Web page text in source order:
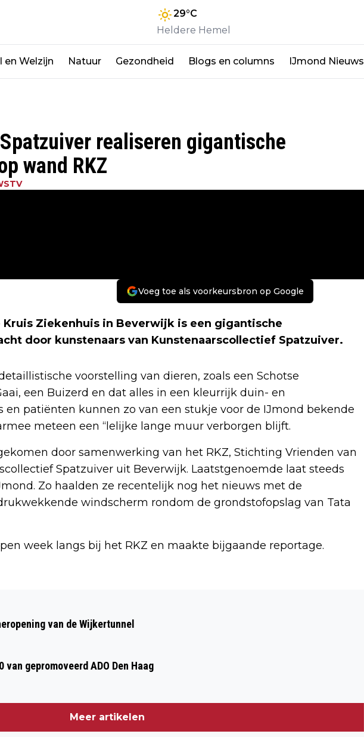
29°C
Heldere Hemel
en Welzijn Natuur Gezondheid Blogs en columns IJmond Nieuws
realiseren gigantische
wand RKZ
Voeg toe als voorkeursbron op Google
Kruis Ziekenhuis in Beverwijk is een gigantische
door kunstenaars van Kunstenaarscollectief Spatzuiver.
voorstelling van dieren, zoals een Schotse
een Buizerd en dat alles in een kleurrijk duin- en
en patiënten kunnen zo van een stukje voor de IJmond bekende
meteen een “lelijke lange muur verborgen blijft.
door samenwerking van het RKZ, Stichting Vrienden van
Spatzuiver uit Beverwijk. Laatstgenoemde laat steeds
Zo haalden ze recentelijk nog het nieuws met de
windscherm rondom de grondstofopslag van Tata
week langs bij het RKZ en maakte bijgaande reportage.
AAN
BURENDAG
van de Wijkertunnel
gepromoveerd ADO Den Haag
Meer artikelen